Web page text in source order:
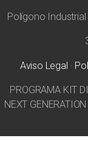
Polígono
Aviso Legal ·
PROGRAMA KIT
NEXT